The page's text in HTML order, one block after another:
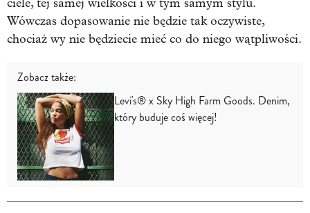
ciele, tej samej wielkości i w tym samym stylu.
Wówczas dopasowanie nie będzie tak oczywiste,
chociaż wy nie będziecie mieć co do niego wątpliwości.
Zobacz także:
Levi's® x Sky High Farm Goods. Denim,
który buduje coś więcej!